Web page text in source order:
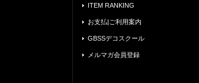
ITEM RANKING
お支払|ご利用案内
GBSSデコスクール
メルマガ会員登録